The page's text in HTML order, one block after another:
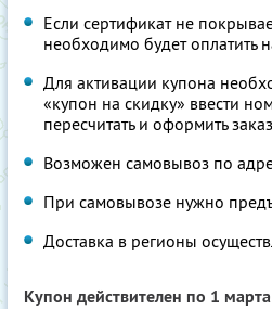
Если сертификат не
необходимо будет оплатить
Для активации купона
«купон на скидку» ввести
пересчитать и оформить
Возможен самовывоз по
При самовывозе нужно
Доставка в регионы
Купон действителен по 1